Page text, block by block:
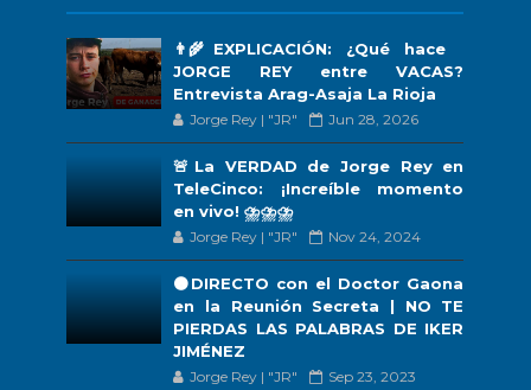
👨‍🌾EXPLICACIÓN: ¿Qué hace
JORGE REY entre VACAS?
Entrevista Arag-Asaja La Rioja
Jorge Rey | "JR" Jun 28, 2026
🚨La VERDAD de Jorge Rey en
TeleCinco: ¡Increíble momento
en vivo! ⛈️⛈️⛈️
Jorge Rey | "JR" Nov 24, 2024
🟠DIRECTO con el Doctor Gaona
en la Reunión Secreta | NO TE
PIERDAS LAS PALABRAS DE IKER
JIMÉNEZ
Jorge Rey | "JR" Sep 23, 2023